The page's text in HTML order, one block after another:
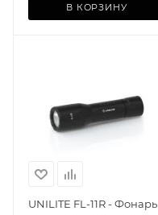
В КОРЗИНУ
UNILITE FL-11R - Фонарь